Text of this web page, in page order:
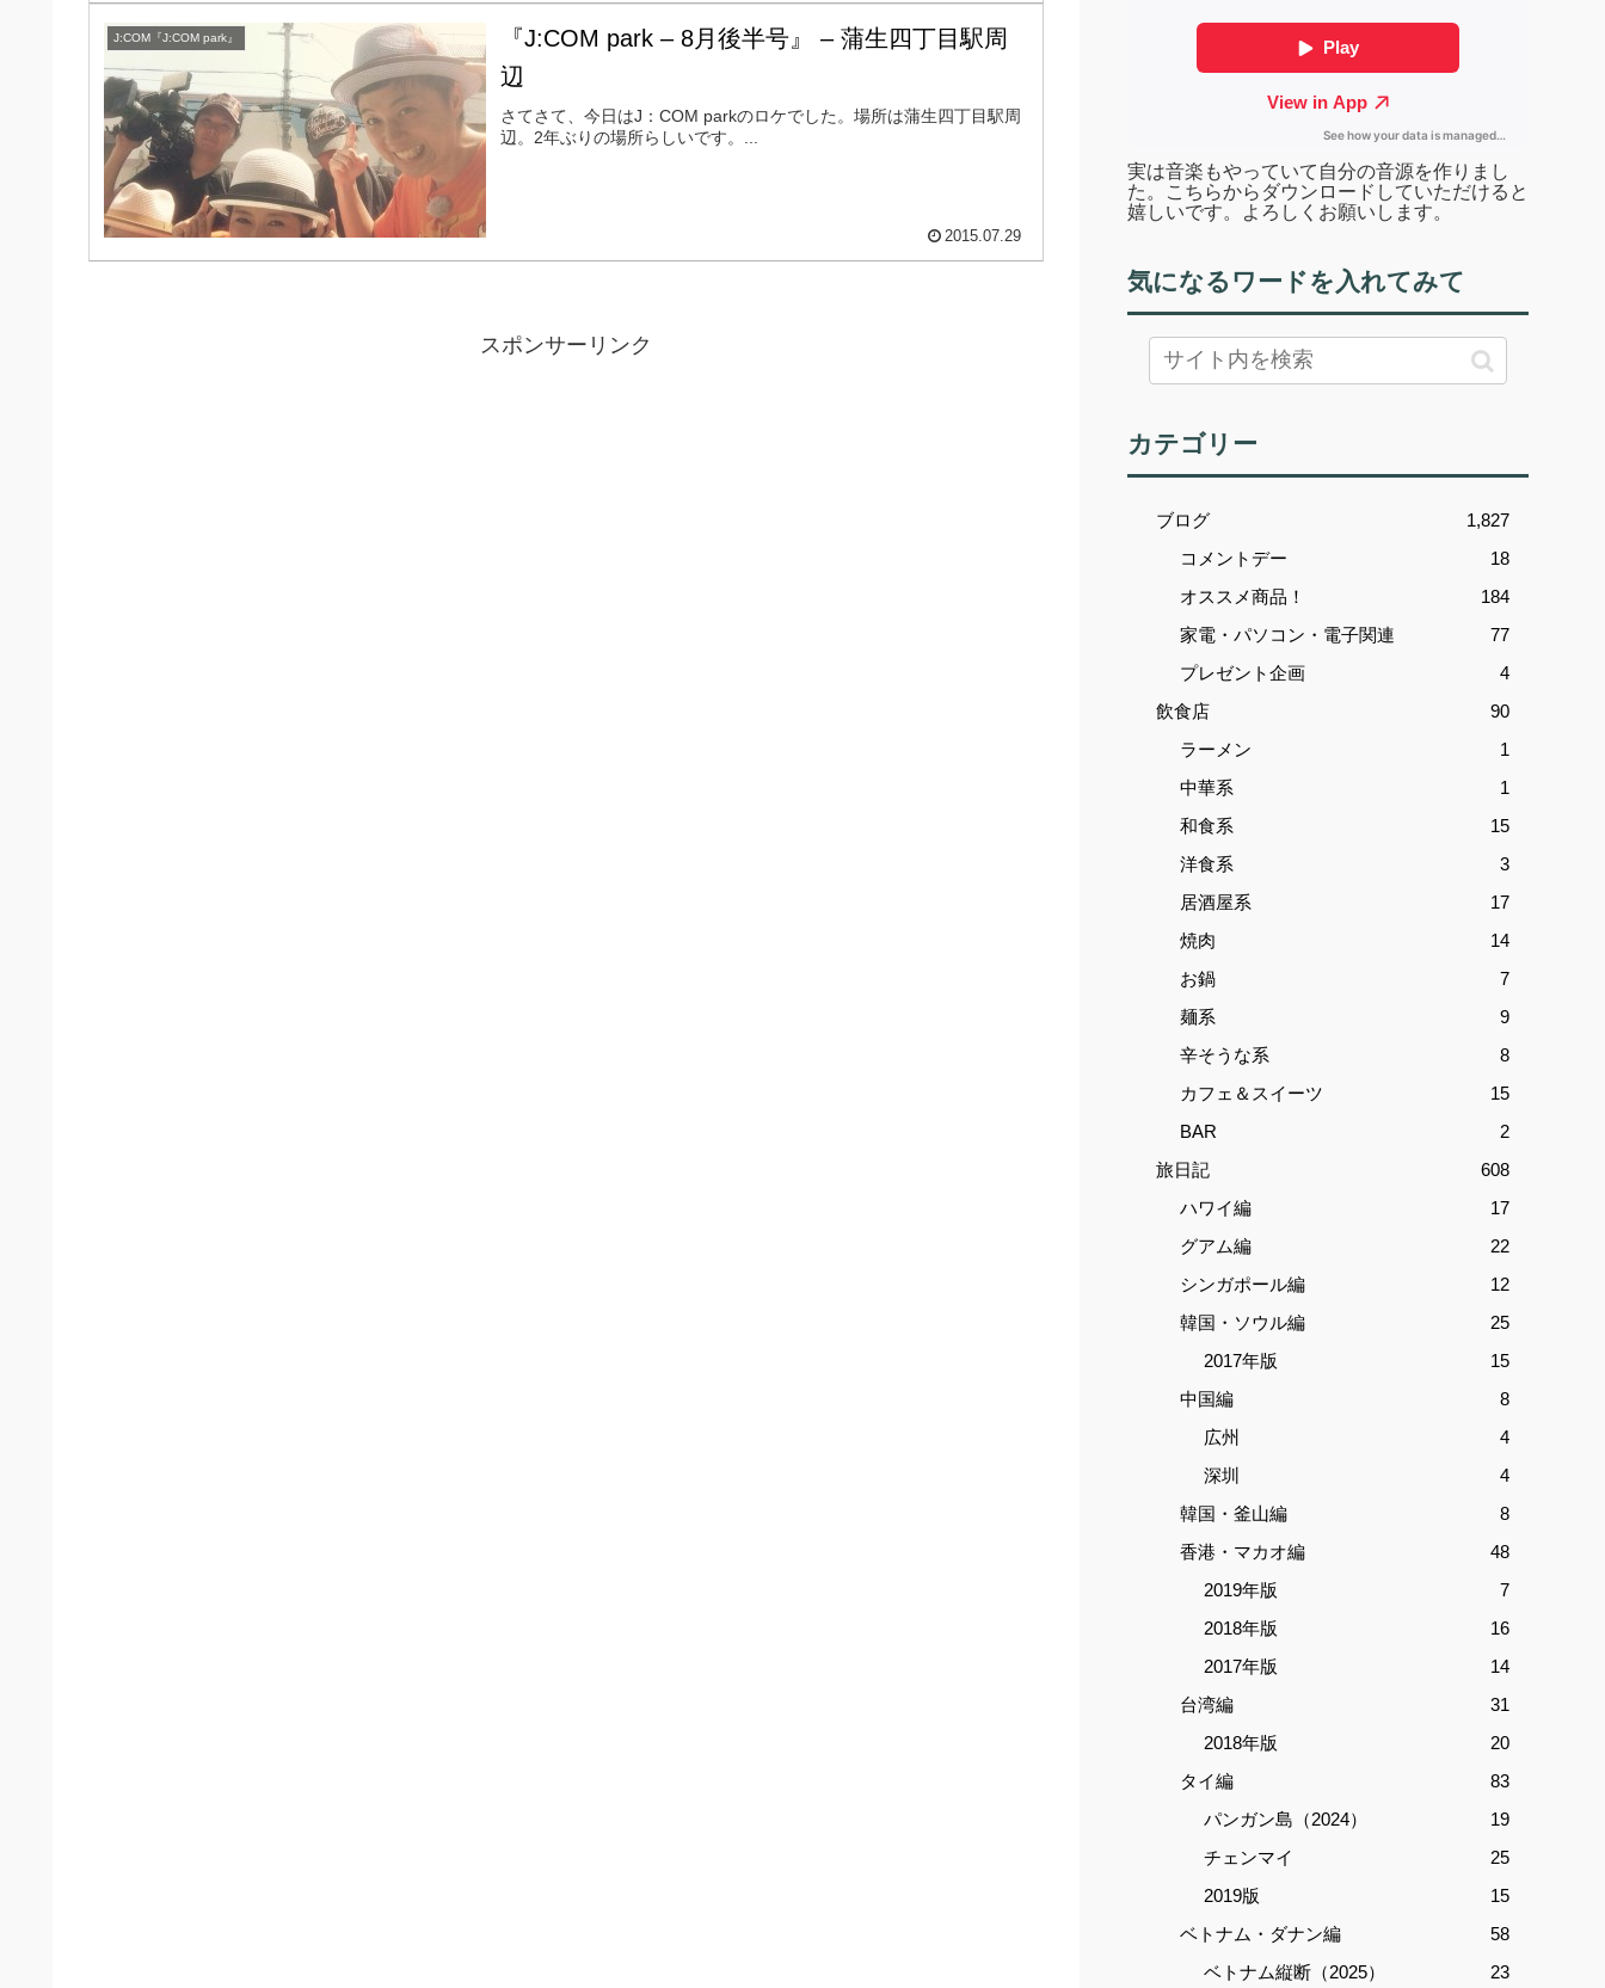
J:COM『J:COM park』
『J:COM park – 8月後半号』 – 蒲生四丁目駅周
辺
さてさて、今日はJ：COM parkのロケでした。場所は蒲生四丁目駅周
辺。2年ぶりの場所らしいです。...
2015.07.29
スポンサーリンク
実は音楽もやっていて自分の音源を作りまし
た。こちらからダウンロードしていただけると
嬉しいです。よろしくお願いします。
気になるワードを入れてみて
カテゴリー
ブログ
1,827
コメントデー
18
オススメ商品！
184
家電・パソコン・電子関連
77
プレゼント企画
4
飲食店
90
ラーメン
1
中華系
1
和食系
15
洋食系
3
居酒屋系
17
焼肉
14
お鍋
7
麺系
9
辛そうな系
8
カフェ＆スイーツ
15
BAR
2
旅日記
608
ハワイ編
17
グアム編
22
シンガポール編
12
韓国・ソウル編
25
2017年版
15
中国編
8
広州
4
深圳
4
韓国・釜山編
8
香港・マカオ編
48
2019年版
7
2018年版
16
2017年版
14
台湾編
31
2018年版
20
タイ編
83
パンガン島（2024）
19
チェンマイ
25
2019版
15
ベトナム・ダナン編
58
ベトナム縦断（2025）
23